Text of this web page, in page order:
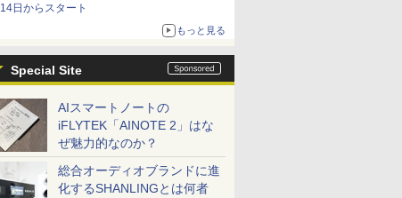
14日からスタート
もっと見る
Special Site
AIスマートノートの
iFLYTEK「AINOTE 2」はな
ぜ魅力的なのか？
総合オーディオブランドに進
化するSHANLINGとは何者